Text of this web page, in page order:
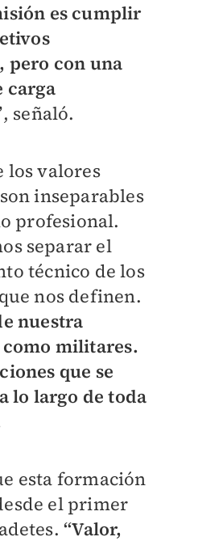
es cumplir
pero con una
carga
, señaló.
los valores
inseparables
profesional.
separar el
técnico de los
nos definen.
nuestra
militares.
que se
lo largo de toda
esta formación
el primer
“Valor,